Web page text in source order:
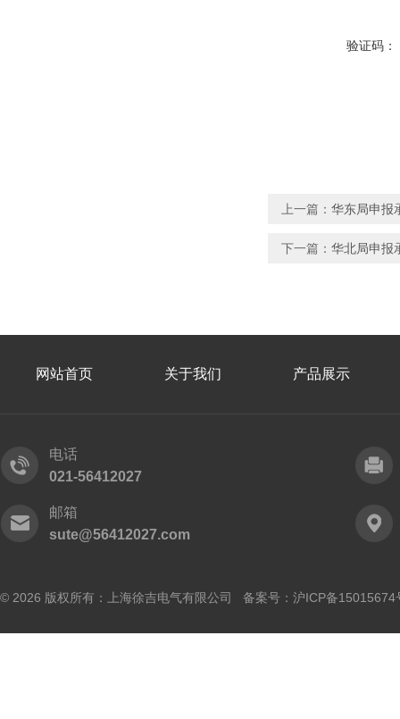
验证码：
上一篇： 华东局申报
下一篇： 华北局申报
网站首页 关于我们 产品展示
电话
021-56412027
邮箱
sute@56412027.com
© 2026 版权所有：上海徐吉电气有限公司 备案号： 沪ICP备15015674